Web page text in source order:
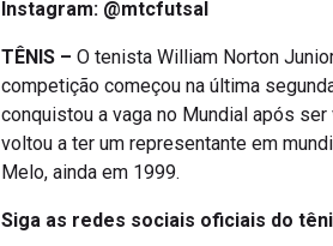
TÊNIS – O tenista William Norton
competição começou na última
conquistou a vaga no Mundial após
voltou a ter um representante em
Melo, ainda em 1999.
Siga as redes sociais oficiais do